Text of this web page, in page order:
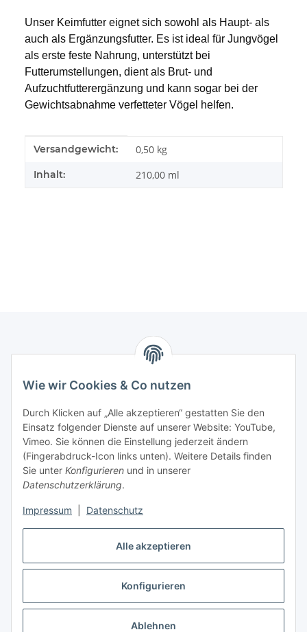
Alle akzeptieren
Konfigurieren
Ablehnen
Wie wir Cookies & Co nutzen
Durch Klicken auf „Alle akzeptieren“ gestatten Sie den
Einsatz folgender Dienste auf unserer Website: YouTube,
Vimeo. Sie können die Einstellung jederzeit ändern
(Fingerabdruck-Icon links unten). Weitere Details finden
Sie unter Konfigurieren und in unserer
Datenschutzerklärung.
Impressum Datenschutz
Unser Keimfutter eignet sich sowohl als Haupt- als
auch als Ergänzungsfutter. Es ist ideal für Jungvögel
als erste feste Nahrung, unterstützt bei
Futterumstellungen, dient als Brut- und
Aufzuchtfutterergänzung und kann sogar bei der
Gewichtsabnahme verfetteter Vögel helfen.
Produkteigenschaft
Wert
Versandgewicht: 0,50 kg
Inhalt: 210,00 ml
Mein Konto
Hosting, Design & JTL-Support
masterframe GmbH
* Alle Preise inkl. gesetzlicher USt., zzgl.Versand